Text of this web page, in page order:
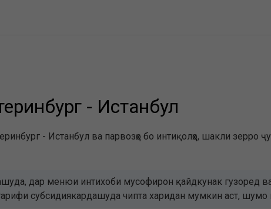
- Истанбул
- Истанбул ва парвозҳо бо интиқолҳо, шакли зерро
дар менюи интихоби мусофирон қайдкунак гузоред
субсидиякардашуда чипта харидан мумкин аст,